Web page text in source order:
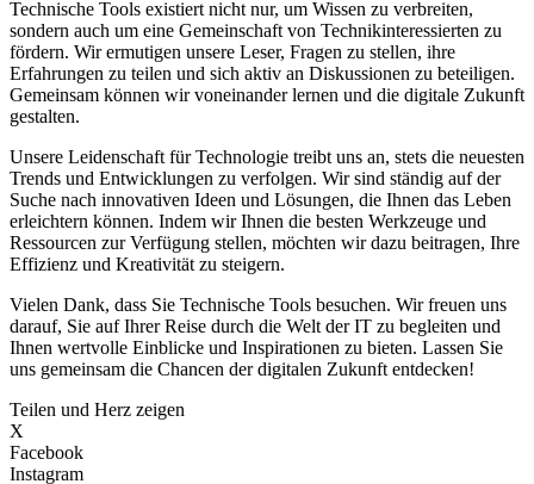
Technische Tools existiert nicht nur, um Wissen zu verbreiten,
sondern auch um eine Gemeinschaft von Technikinteressierten zu
fördern. Wir ermutigen unsere Leser, Fragen zu stellen, ihre
Erfahrungen zu teilen und sich aktiv an Diskussionen zu beteiligen.
Gemeinsam können wir voneinander lernen und die digitale Zukunft
gestalten.
Unsere Leidenschaft für Technologie treibt uns an, stets die neuesten
Trends und Entwicklungen zu verfolgen. Wir sind ständig auf der
Suche nach innovativen Ideen und Lösungen, die Ihnen das Leben
erleichtern können. Indem wir Ihnen die besten Werkzeuge und
Ressourcen zur Verfügung stellen, möchten wir dazu beitragen, Ihre
Effizienz und Kreativität zu steigern.
Vielen Dank, dass Sie Technische Tools besuchen. Wir freuen uns
darauf, Sie auf Ihrer Reise durch die Welt der IT zu begleiten und
Ihnen wertvolle Einblicke und Inspirationen zu bieten. Lassen Sie
uns gemeinsam die Chancen der digitalen Zukunft entdecken!
Teilen und Herz zeigen
X
Facebook
Instagram